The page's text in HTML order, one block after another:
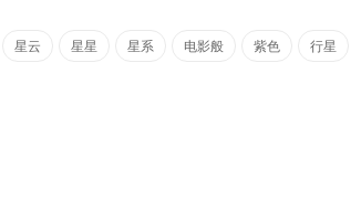
星云 星星 星系 电影般 紫色 行星